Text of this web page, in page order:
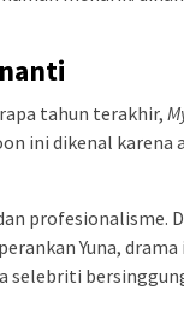
tahun terakhir,
ini dikenal karena
profesionalisme.
Yuna,